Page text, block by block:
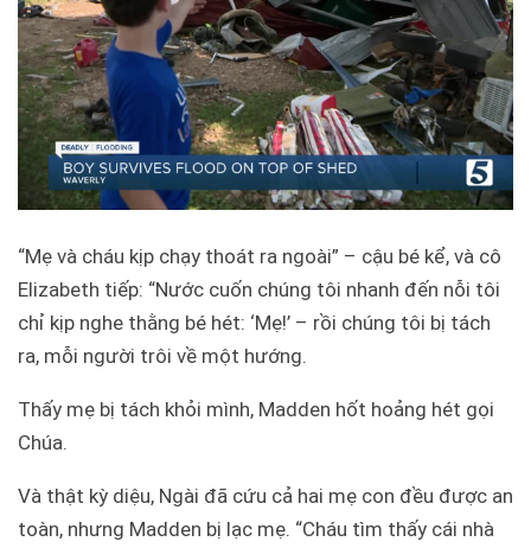
“Mẹ và cháu kịp chạy thoát ra ngoài” – cậu bé kể, và cô
Elizabeth tiếp: “Nước cuốn chúng tôi nhanh đến nỗi tôi
chỉ kịp nghe thằng bé hét: ‘Mẹ!’ – rồi chúng tôi bị tách
ra, mỗi người trôi về một hướng.
Thấy mẹ bị tách khỏi mình, Madden hốt hoảng hét gọi
Chúa.
Và thật kỳ diệu, Ngài đã cứu cả hai mẹ con đều được an
toàn, nhưng Madden bị lạc mẹ. “Cháu tìm thấy cái nhà